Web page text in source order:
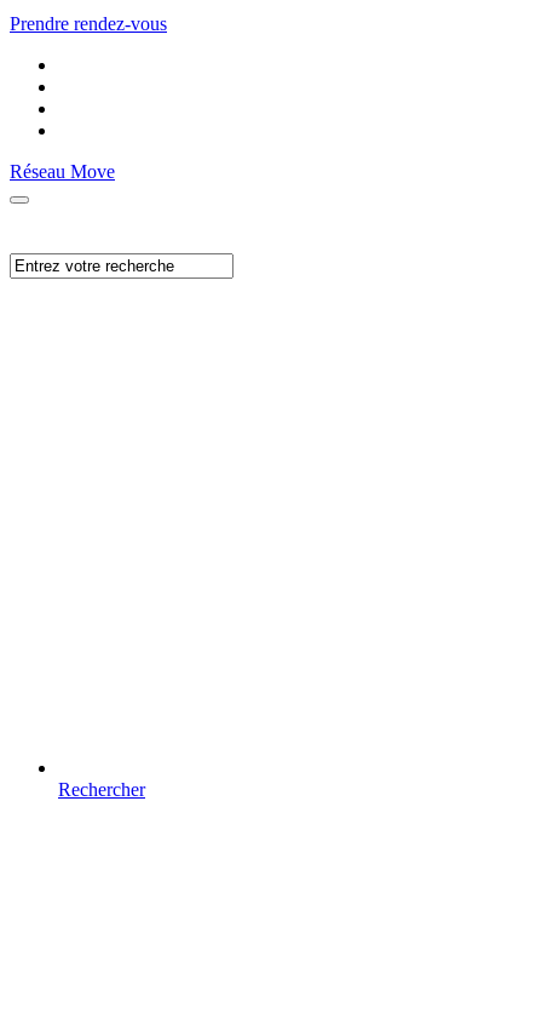
Prendre rendez-vous
Réseau Move
Rechercher